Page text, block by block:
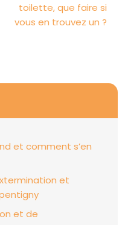
toilette, que faire si
vous en trouvez un ?
et comment s’en
et
et de